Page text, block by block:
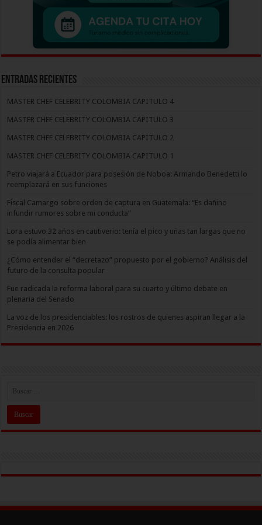
Entradas recientes
MASTER CHEF CELEBRITY COLOMBIA CAPITULO 4
MASTER CHEF CELEBRITY COLOMBIA CAPITULO 3
MASTER CHEF CELEBRITY COLOMBIA CAPITULO 2
MASTER CHEF CELEBRITY COLOMBIA CAPITULO 1
Petro viajará a Ecuador para posesión de Noboa: Armando Benedetti lo
reemplazará en sus funciones
Fiscal Camargo sobre orden de captura en Guatemala: “Es dañino
infundir rumores sobre mi conducta”
Lora estuvo 32 años en cautiverio: tenía el pico y uñas tan largas que no
se podía alimentar bien
¿Cómo entender el “decretazo” propuesto por el gobierno? Análisis del
futuro de la consulta popular
Fue radicada la reforma laboral para su cuarto y último debate en
plenaria del Senado
La voz de los presidenciables: los rostros de quienes aspiran llegar a la
Presidencia en 2026